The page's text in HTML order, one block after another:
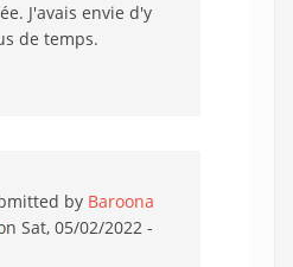
J'avais envie d'y
de temps.
by Baroona
Sat, 05/02/2022 -